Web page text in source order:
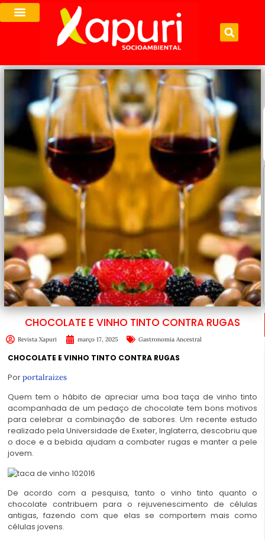
CHOCOLATE E VINHO TINTO CONTRA RUGAS
Revista Xapuri março 17, 2025 Gastronomia Ancestral
CHOCOLATE E VINHO TINTO CONTRA RUGAS
Porportalraizes
Quem tem o hábito de apreciar uma boa taça de vinho tinto
acompanhada de um pedaço de chocolate tem bons motivos
para celebrar a combinação de sabores. Um recente estudo
realizado pela Universidade de Exeter, Inglaterra, descobriu que
o doce e a bebida ajudam a combater rugas e manter a pele
jovem.
De acordo com a pesquisa, tanto o vinho tinto quanto o
chocolate contribuem para o rejuvenescimento de células
antigas, fazendo com que elas se comportem mais como
células jovens.